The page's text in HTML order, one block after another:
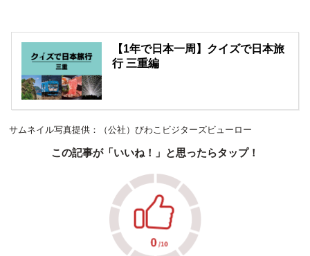
【1年で日本一周】クイズで日本旅
行 三重編
サムネイル写真提供：（公社）びわこビジターズビューロー
この記事が「いいね！」と思ったらタップ！